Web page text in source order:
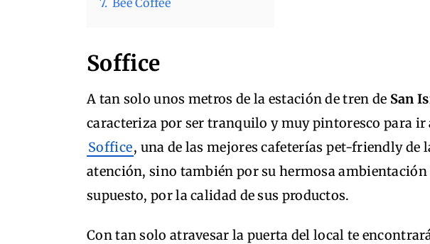
7. Bee Coffee
Soffice
A tan solo unos metros de la estación de tren de San
caracteriza por ser tranquilo y muy pintoresco para ir
Soffice, una de las mejores cafeterías pet-friendly de
atención, sino también por su hermosa ambientación
supuesto, por la calidad de sus productos.
Con tan solo atravesar la puerta del local te